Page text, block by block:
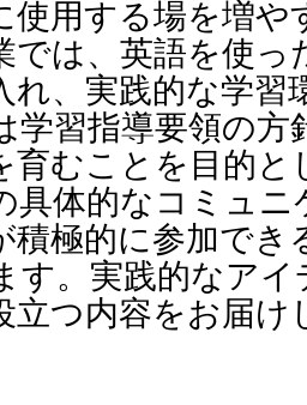
使用する場を増や
では、英語を使っ
れ、実践的な学習
学習指導要領の方
育むことを目的と
具体的なコミュ
積極的に参加でき
す。実践的なア
立つ内容をお届